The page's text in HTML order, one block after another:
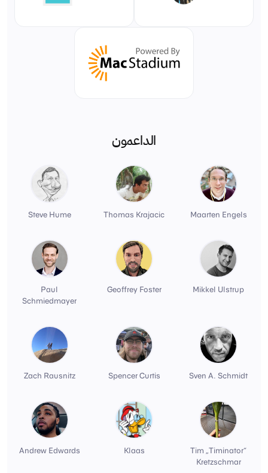
الداعمون
Maarten Engels
Thomas Krajacic
Steve Hume
Mikkel Ulstrup
Geoffrey Foster
Paul
Schmiedmayer
Sven A. Schmidt
Spencer Curtis
Zach Rausnitz
Tim „Timinator“
Kretzschmar
Klaas
Andrew Edwards